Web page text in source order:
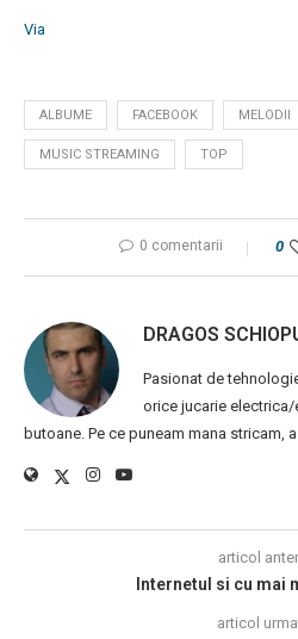
Via
ALBUME FACEBOOK MELODII
MUSIC STREAMING TOP
0 comentarii 0
DRAGOS
Pasionat de
orice jucarie electrica/
butoane. Pe ce puneam mana stricam,
articol
Internetul si cu mai
articol